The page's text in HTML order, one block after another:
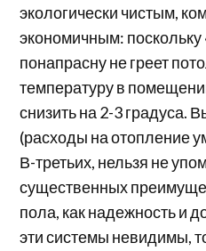
экологически чистым,
экономичным: поскольку
понапрасну не греет
температуру в
снизить на 2-3 градуса.
(расходы на отопление
В-третьих, нельзя не
существенных
пола, как надежность и
эти системы невидимы,